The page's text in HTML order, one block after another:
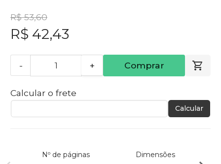
R$ 53,60
R$ 42,43
- + Comprar
Calcular o frete
Calcular
Nº de páginas Dimensões